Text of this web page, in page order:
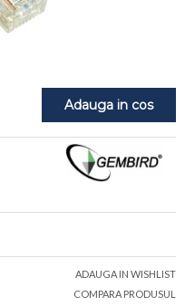
Adauga in cos
ADAUGA IN WISHLIST
COMPARA PRODUSUL